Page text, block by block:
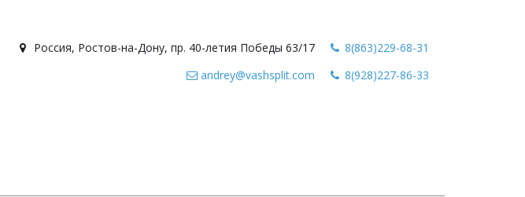
8(863)229-68-31
Россия, Ростов-на-Дону, пр. 40-летия Победы 63/17
8(928)227-86-33
andrey@vashsplit.com